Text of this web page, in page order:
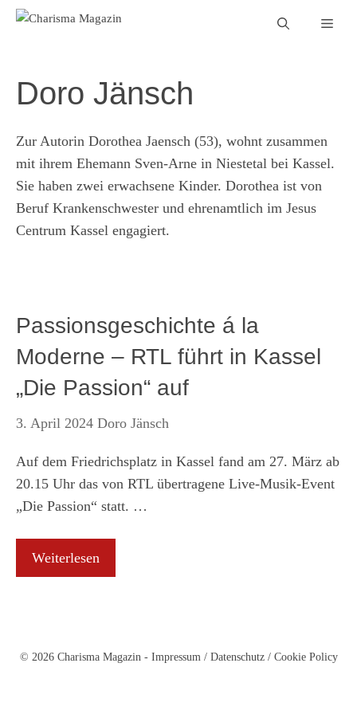
Zum
Doro Jänsch
Zur Autorin Dorothea Jaensch (53), wohnt zusammen
mit ihrem Ehemann Sven-Arne in Niestetal bei Kassel.
Sie haben zwei erwachsene Kinder. Dorothea ist von
Beruf Krankenschwester und ehrenamtlich im Jesus
Centrum Kassel engagiert.
Passionsgeschichte á la
Moderne – RTL führt in Kassel
„Die Passion“ auf
3. April 2024 Doro Jänsch
Auf dem Friedrichsplatz in Kassel fand am 27. März ab
20.15 Uhr das von RTL übertragene Live-Musik-Event
„Die Passion“ statt. …
Weiterlesen
© 2026 Charisma Magazin - Impressum/ Datenschutz/ Cookie Policy